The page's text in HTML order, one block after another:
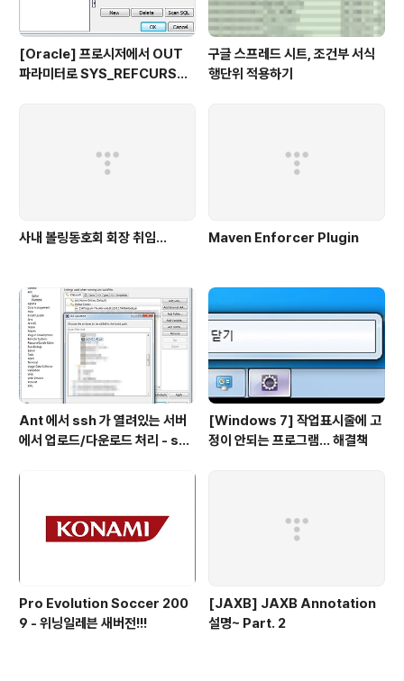
[Oracle] 프로시저에서 OUT
파라미터로 SYS_REFCURSO
구글 스프레드 시트, 조건부 서식
행단위 적용하기
사내 볼링동호회 회장 취임... Maven Enforcer Plugin
Ant 에서 ssh 가 열려있는 서버
에서 업로드/다운로드 처리 - scp
[Windows 7] 작업표시줄에 고
정이 안되는 프로그램... 해결책
Pro Evolution Soccer 200
9 - 위닝일레븐 새버전!!!
[JAXB] JAXB Annotation
설명~ Part. 2